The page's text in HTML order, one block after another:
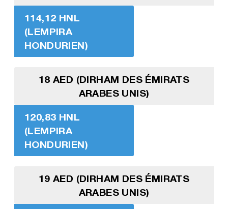
114,12 HNL
(LEMPIRA
HONDURIEN)
18 AED (DIRHAM DES ÉMIRATS
ARABES UNIS)
120,83 HNL
(LEMPIRA
HONDURIEN)
19 AED (DIRHAM DES ÉMIRATS
ARABES UNIS)